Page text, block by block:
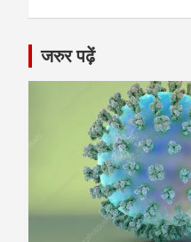
जरुर पढ़ें